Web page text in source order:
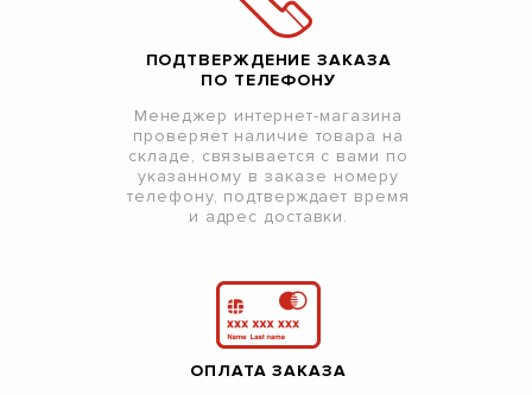
ПОДТВЕРЖДЕНИЕ ЗАКАЗА
ПО ТЕЛЕФОНУ
Менеджер интернет-магазина
проверяет наличие товара на
складе, связывается с вами по
указанному в заказе номеру
телефону, подтверждает время
и адрес доставки.
ОПЛАТА ЗАКАЗА